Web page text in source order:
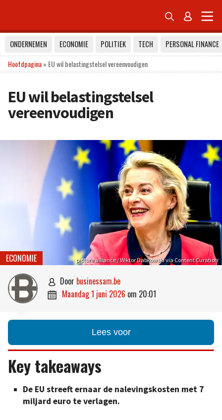
 
ONDERNEMEN ECONOMIE POLITIEK TECH
PERSONAL FINANCE
Hoofdpagina» EU wil belastingstelsel vereenvoudigen
EU wil belastingstelsel
vereenvoudigen
picture alliance / Wiktor Dabkowski via Content Curation
ECONOMIE
 door businessam.be
 maandag 1 juni 2026 om 20:01
Lees voor
Key takeaways
De EU streeft ernaar de nalevingskosten met 7
miljard euro te verlagen.